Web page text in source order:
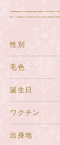
性別
毛色
誕生日
ワクチン
出身地